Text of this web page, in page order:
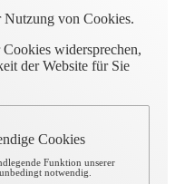
von Cookies.
widersprechen,
der Website für Sie
Cookies
Funktion unserer
notwendig.